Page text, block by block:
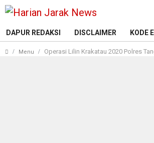
DAPUR REDAKSI DISCLAIMER KODE
Menu Operasi Lilin Krakatau 2020 Polres